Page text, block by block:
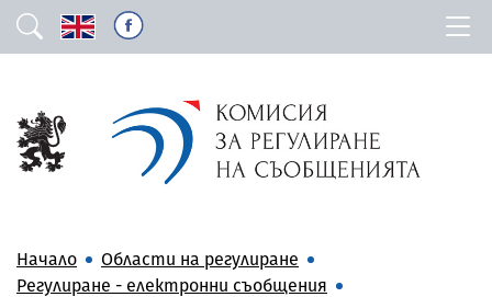
Начало
Области на регулиране
Регулиране - електронни съобщения